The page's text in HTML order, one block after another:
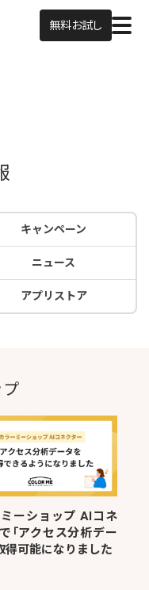
無料お試し
キャンペーン
ニュース
アプリストア
プ
ーショップ AIコネ
「アクセス分析デー
得可能になりました